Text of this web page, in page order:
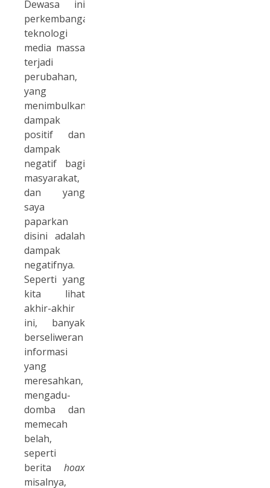
Dewasa ini
perkembangan
teknologi
media massa
terjadi
perubahan,
yang
menimbulkan
dampak
positif dan
dampak
negatif bagi
masyarakat,
dan yang
saya
paparkan
disini adalah
dampak
negatifnya.
Seperti yang
kita lihat
akhir-akhir
ini, banyak
berseliweran
informasi
yang
meresahkan,
mengadu-
domba dan
memecah
belah,
seperti
berita hoax
misalnya,